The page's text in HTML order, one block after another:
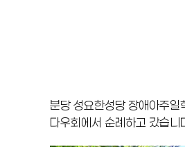
분당 성요한성당 장애아주
다우회에서 순례하고 갔습니